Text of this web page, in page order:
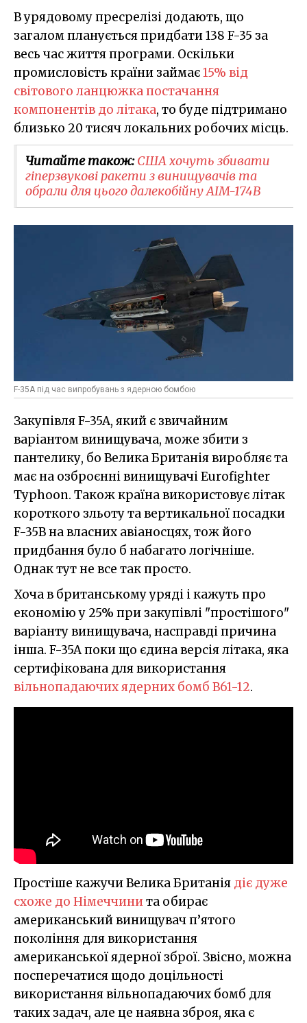
В урядовому пресрелізі додають, що
загалом планується придбати 138 F-35 за
весь час життя програми. Оскільки
промисловість країни займає15% від
світового ланцюжка постачання
компонентів до літака, то буде підтримано
близько 20 тисяч локальних робочих місць.
Читайте також:США хочуть збивати
гіперзвукові ракети з винищувачів та
обрали для цього далекобійну AIM-174B
F-35A під час випробувань з ядерною бомбою
Закупівля F-35A, який є звичайним
варіантом винищувача, може збити з
пантелику, бо Велика Британія виробляє та
має на озброєнні винищувачі Eurofighter
Typhoon. Також країна використовує літак
короткого зльоту та вертикальної посадки
F-35B на власних авіаносцях, тож його
придбання було б набагато логічніше.
Однак тут не все так просто.
Хоча в британському уряді і кажуть про
економію у 25% при закупівлі "простішого"
варіанту винищувача, насправді причина
інша. F-35A поки що єдина версія літака, яка
сертифікована для використання
вільнопадаючих ядерних бомб B61-12.
Простіше кажучи Велика Британія діє дуже
схоже до Німеччинита обирає
американський винищувач п’ятого
покоління для використання
американської ядерної зброї. Звісно, можна
посперечатися щодо доцільності
використання вільнопадаючих бомб для
таких задач, але це наявна зброя, яка є